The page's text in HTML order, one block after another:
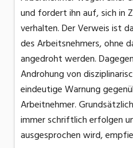
und fordert ihn auf, sich in
verhalten. Der Verweis ist
des Arbeitsnehmers, ohne
angedroht werden.
Androhung von
eindeutige Warnung
Arbeitnehmer.
immer schriftlich erfolgen
ausgesprochen wird,